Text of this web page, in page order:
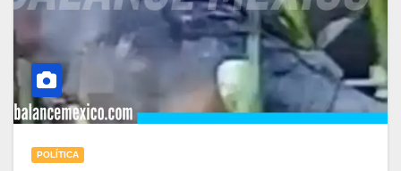
POLÍTICA